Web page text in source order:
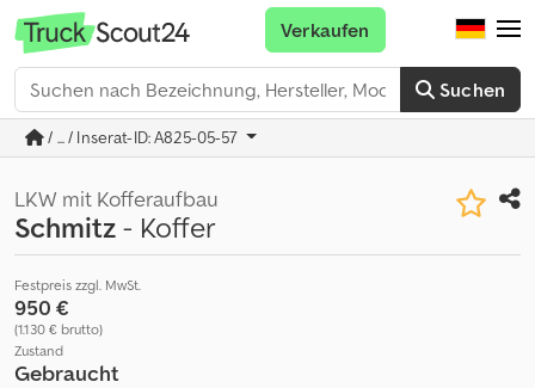
Suchen
Verkaufen
/ ... / Inserat-ID: A825-05-57
LKW mit Kofferaufbau
Schmitz- Koffer
Festpreis zzgl. MwSt.
950 €
(1.130 € brutto)
Zustand
Gebraucht